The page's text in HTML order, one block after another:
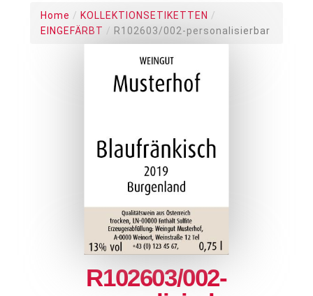
Home / KOLLEKTIONSETIKETTEN /
EINGEFÄRBT / R102603/002-personalisierbar
R102603/002-